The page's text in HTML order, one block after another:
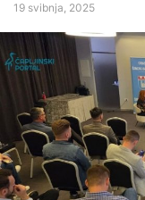
19 svibnja, 2025